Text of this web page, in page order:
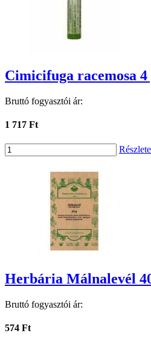
Cimicifuga racemosa
Bruttó fogyasztói ár:
1 717 Ft
Herbária Málnalevél
Bruttó fogyasztói ár:
574 Ft